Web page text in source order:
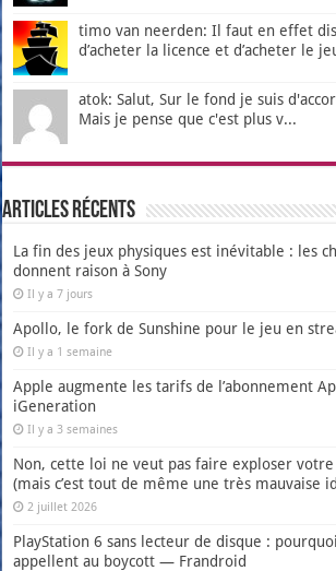
timo van neerden: Il faut en effet
d’acheter la licence et d’acheter le
atok: Salut, Sur le fond je suis
Mais je pense que c'est plus v...
Articles récents
La fin des jeux physiques est inévitable : les
donnent raison à Sony
Il y a 7 jours
Apollo, le fork de Sunshine pour le jeu en
Il y a 1 semaine
Apple augmente les tarifs de l’abonnement
iGeneration
Il y a 3 semaines
Non, cette loi ne veut pas faire exploser
(mais c’est tout de même une très mauvaise
2 juillet 2026
PlayStation 6 sans lecteur de disque :
appellent au boycott — Frandroid